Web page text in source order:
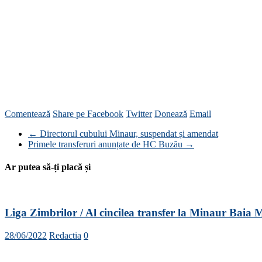
Comentează Share pe Facebook Twitter Donează Email
← Directorul cubului Minaur, suspendat și amendat
Primele transferuri anunțate de HC Buzău →
Ar putea să-ți placă și
Liga Zimbrilor / Al cincilea transfer la Minaur Baia
28/06/2022 Redactia 0